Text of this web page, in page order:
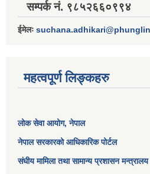
सम्पर्क नं. ९८५२६६०९९४
ईमेलः
महत्वपूर्ण लिङ्कहरु
लोक सेवा आयोग, नेपाल
नेपाल सरकारको आधिकारिक पोर्टल
संघीय मामिला तथा सामान्य प्रशासन मन्त्रालय